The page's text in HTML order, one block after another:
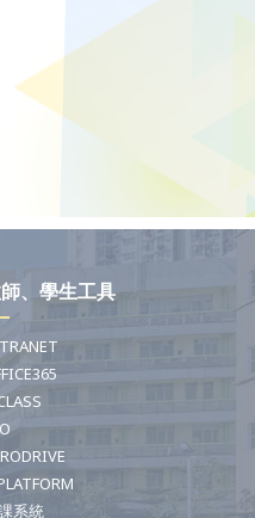
、學生工具
系統